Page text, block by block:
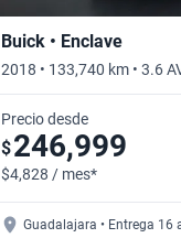
Buick • Enclave
2018 • 133,740 km • 3.6
Automático
Precio desde
$246,999
$4,828 / mes*
Guadalajara • Entrega 16